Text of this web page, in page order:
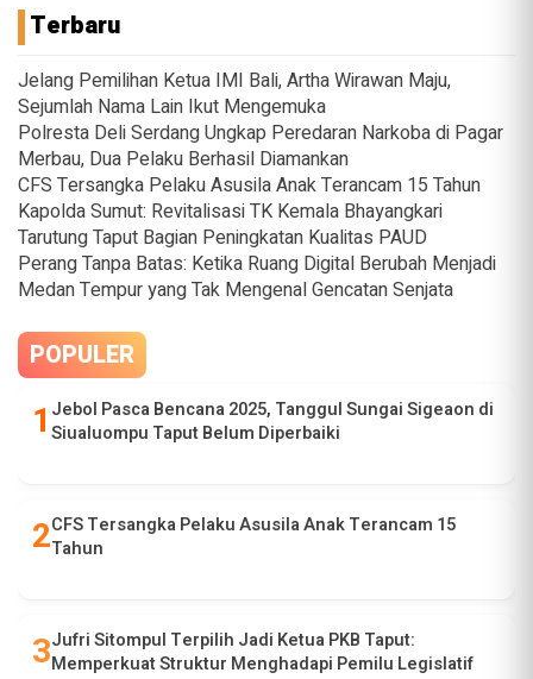
Terbaru
Jelang Pemilihan Ketua IMI Bali, Artha Wirawan Maju,
Sejumlah Nama Lain Ikut Mengemuka
Polresta Deli Serdang Ungkap Peredaran Narkoba di Pagar
Merbau, Dua Pelaku Berhasil Diamankan
CFS Tersangka Pelaku Asusila Anak Terancam 15 Tahun
Kapolda Sumut: Revitalisasi TK Kemala Bhayangkari
Tarutung Taput Bagian Peningkatan Kualitas PAUD
Perang Tanpa Batas: Ketika Ruang Digital Berubah Menjadi
Medan Tempur yang Tak Mengenal Gencatan Senjata
POPULER
Jebol Pasca Bencana 2025, Tanggul Sungai Sigeaon di
Siualuompu Taput Belum Diperbaiki
CFS Tersangka Pelaku Asusila Anak Terancam 15
Tahun
Jufri Sitompul Terpilih Jadi Ketua PKB Taput:
Memperkuat Struktur Menghadapi Pemilu Legislatif